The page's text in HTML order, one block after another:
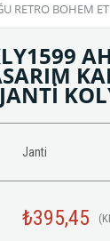
RETRO BOHEM
Janti
₺395,45